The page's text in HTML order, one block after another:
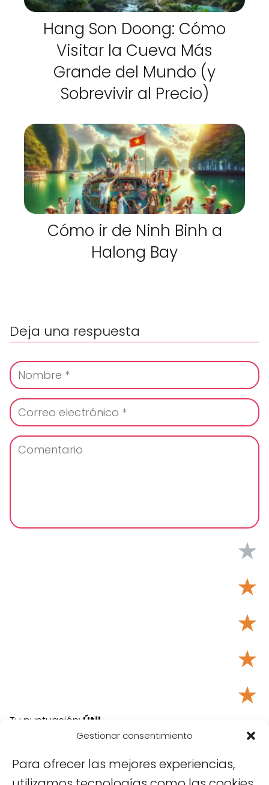
Gestionar consentimiento
Para ofrecer las mejores experiencias,
Hang Son Doong: Cómo
Visitar la Cueva Más
Grande del Mundo (y
Sobrevivir al Precio)
Cómo ir de Ninh Binh a
Halong Bay
Deja una respuesta
★
★
★
★
★
Tu puntuación: Útil